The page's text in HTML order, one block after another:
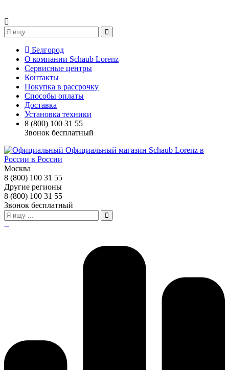
Белгород
О компании Schaub Lorenz
Сервисные центры
Контакты
Покупка в рассрочку
Способы оплаты
Доставка
Установка техники
8 (800) 100 31 55
Звонок бесплатный
Москва
8 (800) 100 31 55
Другие регионы
8 (800) 100 31 55
Звонок бесплатный
--